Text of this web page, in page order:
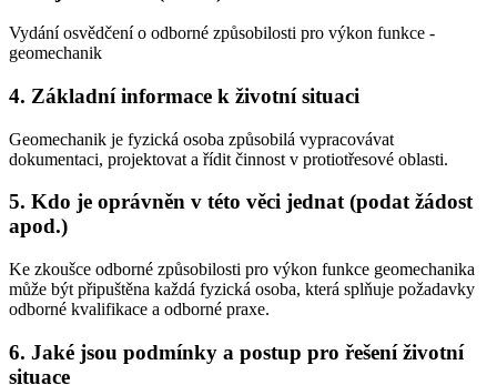
Vydání osvědčení o odborné způsobilosti pro výkon funkce -
geomechanik
4. Základní informace k životní situaci
Geomechanik je fyzická osoba způsobilá vypracovávat
dokumentaci, projektovat a řídit činnost v protiotřesové oblasti.
5. Kdo je oprávněn v této věci jednat (podat žádost
apod.)
Ke zkoušce odborné způsobilosti pro výkon funkce geomechanika
může být připuštěna každá fyzická osoba, která splňuje požadavky
odborné kvalifikace a odborné praxe.
6. Jaké jsou podmínky a postup pro řešení životní
situace